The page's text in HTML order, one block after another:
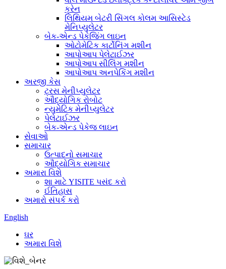
ક્રેન
લિથિયમ બેટરી સિંગલ કોલમ આસિસ્ટેડ
મેનિપ્યુલેટર
બેક-એન્ડ પેકેજિંગ લાઇન
ઓટોમેટિક કાર્ટોનિંગ મશીન
આપોઆપ પેલેટાઈઝર
આપોઆપ સીલિંગ મશીન
આપોઆપ અનપેકિંગ મશીન
અરજી કેસ
ટ્રસ મેનીપ્યુલેટર
ઔદ્યોગિક રોબોટ
ન્યુમેટિક મેનીપ્યુલેટર
પેલેટાઈઝર
બેક-એન્ડ પેકેજ લાઇન
સેવાઓ
સમાચાર
ઉત્પાદનો સમાચાર
ઔદ્યોગિક સમાચાર
અમારા વિશે
શા માટે YISITE પસંદ કરો
ઈતિહાસ
અમારો સંપર્ક કરો
English
ઘર
અમારા વિશે